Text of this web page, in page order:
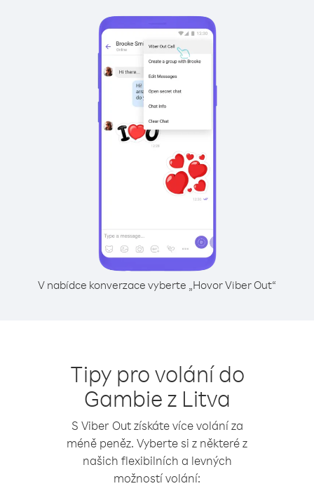
V nabídce konverzace vyberte „Hovor Viber Out“
Tipy pro volání do
Gambie z Litva
S Viber Out získáte více volání za
méně peněz. Vyberte si z některé z
našich flexibilních a levných
možností volání: